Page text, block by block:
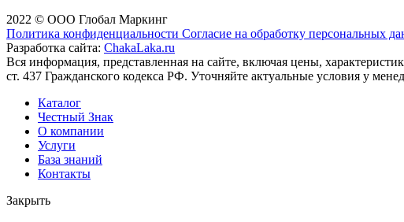
2022 © ООО Глобал Маркинг
Политика конфиденциальности Согласие на обработку персональных
Разработка сайта: ChakaLaka.ru
Вся информация, представленная на сайте, включая цены,
ст. 437 Гражданского кодекса РФ. Уточняйте актуальные условия у
Каталог
Честный Знак
О компании
Услуги
База знаний
Контакты
Закрыть